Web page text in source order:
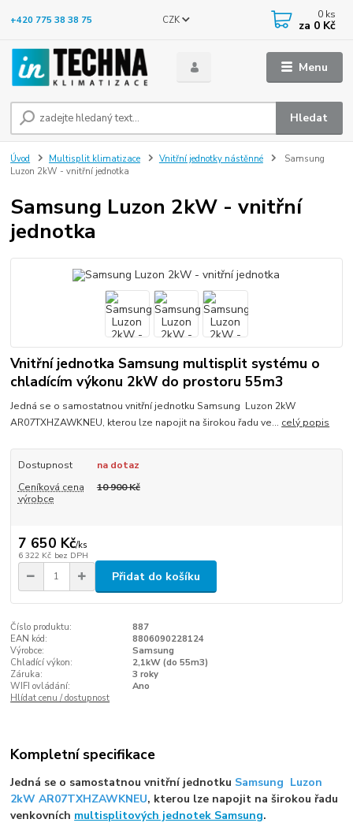
Menu
CZK
Hledat
+420 775 38 38 75 0 ks
za 0 Kč
Úvod Multisplit klimatizace Vnitřní jednotky nástěnné
Samsung
Luzon 2kW - vnitřní jednotka
Samsung Luzon 2kW - vnitřní
jednotka
Vnitřní jednotka Samsung multisplit systému o
chladícím výkonu 2kW do prostoru 55m3
Jedná se o samostatnou vnitřní jednotku Samsung Luzon 2kW
AR07TXHZAWKNEU, kterou lze napojit na širokou řadu ve... celý popis
Dostupnost
na dotaz
Ceníková cena
výrobce
10 900 Kč
7 650 Kč/ks
6 322 Kč bez DPH
Přidat do košíku
Číslo produktu:
887
EAN kód:
8806090228124
Výrobce:
Samsung
Chladící výkon:
2,1kW (do 55m3)
Záruka:
3 roky
WIFI ovládání:
Ano
Hlídat cenu / dostupnost
Kompletní specifikace
Jedná se o samostatnou vnitřní jednotku Samsung Luzon
2kW AR07TXHZAWKNEU, kterou lze napojit na širokou řadu
venkovních multisplitových jednotek Samsung.